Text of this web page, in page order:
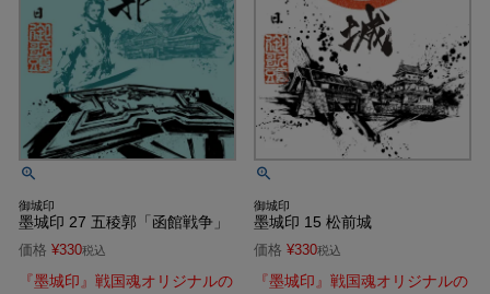
御城印
墨城印 27 五稜郭「函館戦争」
価格 ¥330税込
『墨城印』戦国魂オリジナルの
御城印
墨城印 15 松前城
価格 ¥330税込
『墨城印』戦国魂オリジナルの